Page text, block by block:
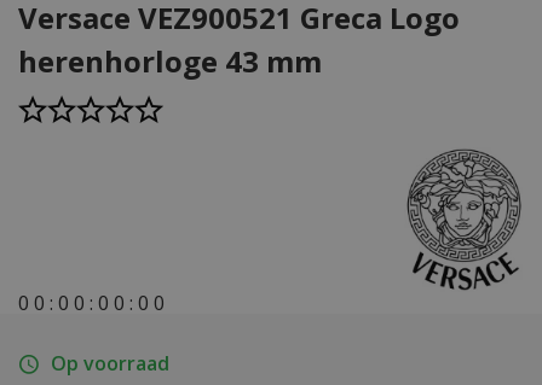
Versace VEZ900521 Greca Logo
herenhorloge 43 mm
0 0 : 0 0 : 0 0 : 0 0
Op voorraad